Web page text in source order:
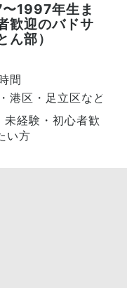
〜1997年生ま
歓迎のバドサ
ん部）
間
港区・足立区など（
経験・初心者歓
い方